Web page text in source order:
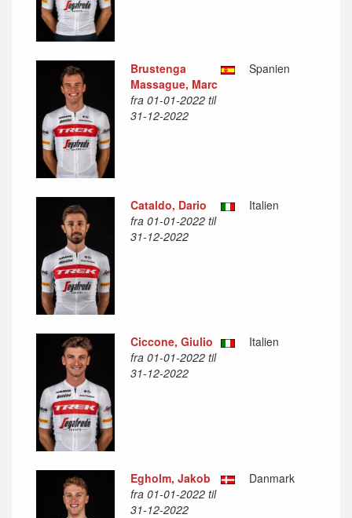
Brustenga
Massague, Marc
fra 01-01-2022 til
31-12-2022
Spanien
Cataldo, Dario
fra 01-01-2022 til
31-12-2022
Italien
Ciccone, Giulio
fra 01-01-2022 til
31-12-2022
Italien
Egholm, Jakob
fra 01-01-2022 til
31-12-2022
Danmark